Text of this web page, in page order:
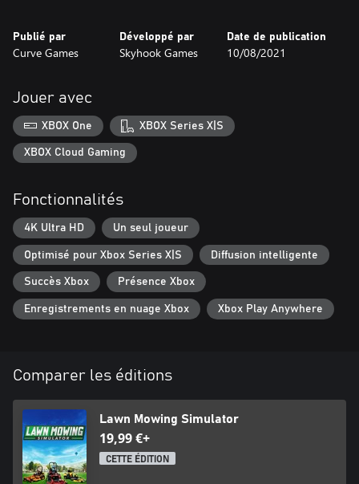
propres défis, accessoires et améliorations.
Créez et développez votre propre entreprise d’entretien de
pelouses. Achetez et améliorez votre QG, embauchez des
employés, investissez dans la publicité et gérez au mieux vos
finances.
Publié par
Curve Games
Développé par
Skyhook Games
Date de publication
10/08/2021
Jouer avec
XBOX One XBOX Series X|S
XBOX Cloud Gaming
Fonctionnalités
4K Ultra HD Un seul joueur
Optimisé pour Xbox Series X|S Diffusion intelligente
Succès Xbox Présence Xbox
Enregistrements en nuage Xbox Xbox Play Anywhere
Comparer les éditions
Lawn Mowing Simulator
19,99 €+
CETTE ÉDITION